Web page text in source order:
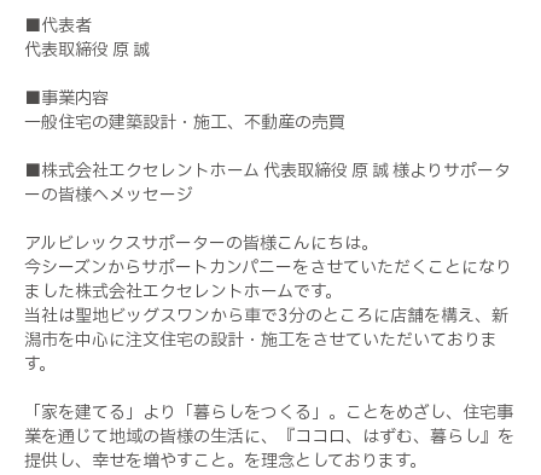
■代表者
代表取締役 原 誠
■事業内容
一般住宅の建築設計・施工、不動産の売買
■株式会社エクセレントホーム 代表取締役 原 誠 様よりサポータ
ーの皆様へメッセージ
アルビレックスサポーターの皆様こんにちは。
今シーズンからサポートカンパニーをさせていただくことになり
ました株式会社エクセレントホームです。
当社は聖地ビッグスワンから車で3分のところに店舗を構え、新
潟市を中心に注文住宅の設計・施工をさせていただいておりま
す。
「家を建てる」より「暮らしをつくる」。ことをめざし、住宅事
業を通じて地域の皆様の生活に、『ココロ、はずむ、暮らし』を
提供し、幸せを増やすこと。を理念としております。